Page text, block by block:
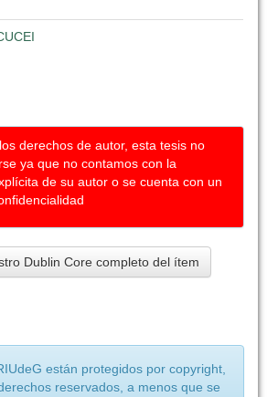
derechos de autor, esta tesis no
ya que no contamos con la
de su autor o se cuenta con un
Dublin Core completo del ítem
están protegidos por copyright,
reservados, a menos que se